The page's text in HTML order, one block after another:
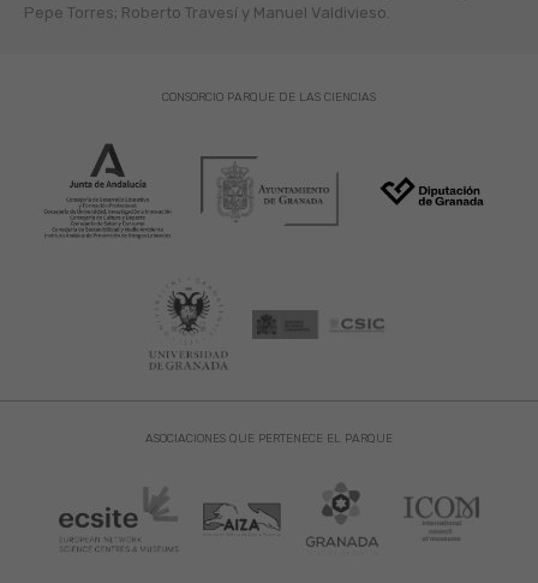
Pepe Torres; Roberto Travesí y Manuel Valdivieso.
ASOCIACIONES QUE PERTENECE EL PARQUE
CONSORCIO PARQUE DE LAS CIENCIAS